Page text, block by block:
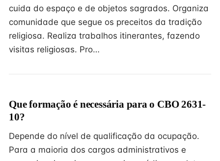
cuida do espaço e de objetos sagrados. Organiza
comunidade que segue os preceitos da tradição
religiosa. Realiza trabalhos itinerantes, fazendo
visitas religiosas. Pro…
Que formação é necessária para o CBO 2631-
10?
Depende do nível de qualificação da ocupação.
Para a maioria dos cargos administrativos e